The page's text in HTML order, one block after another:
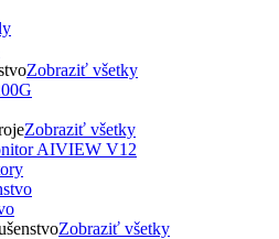
Zobraziť všetky
Zobraziť všetky
Zobraziť všetky